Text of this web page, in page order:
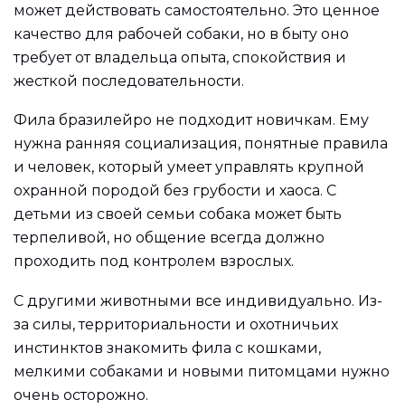
может действовать самостоятельно. Это ценное
качество для рабочей собаки, но в быту оно
требует от владельца опыта, спокойствия и
жесткой последовательности.
Фила бразилейро не подходит новичкам. Ему
нужна ранняя социализация, понятные правила
и человек, который умеет управлять крупной
охранной породой без грубости и хаоса. С
детьми из своей семьи собака может быть
терпеливой, но общение всегда должно
проходить под контролем взрослых.
С другими животными все индивидуально. Из-
за силы, территориальности и охотничьих
инстинктов знакомить фила с кошками,
мелкими собаками и новыми питомцами нужно
очень осторожно.